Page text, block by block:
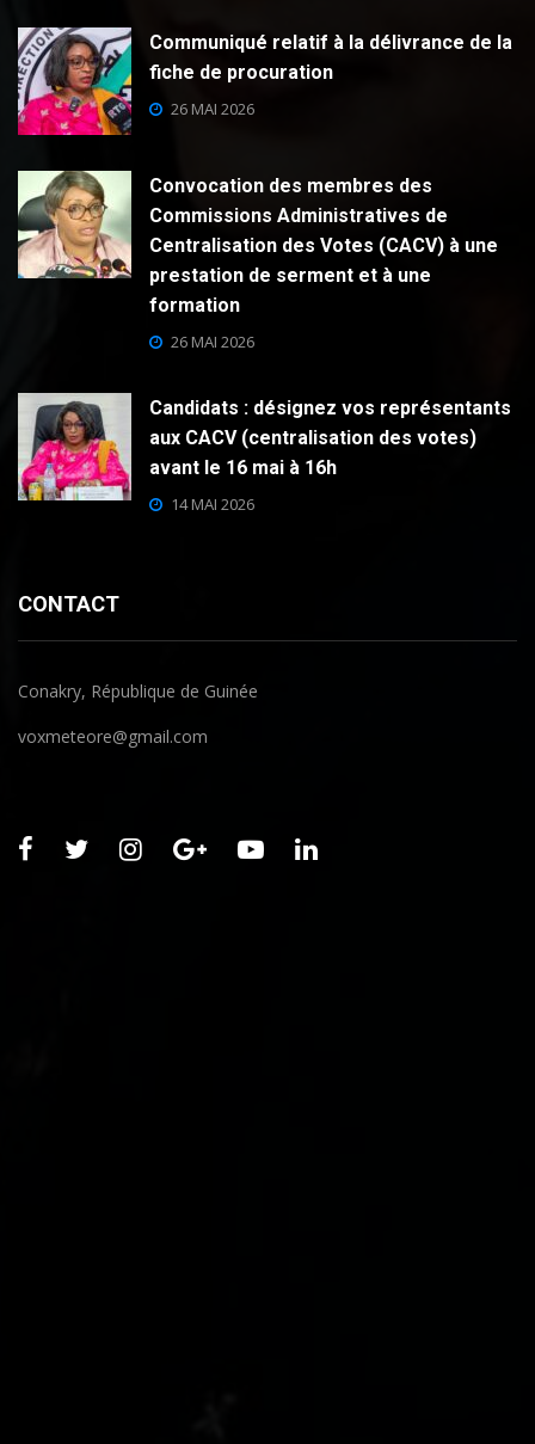
Communiqué relatif à la délivrance de la
fiche de procuration
26 MAI 2026
Convocation des membres des
Commissions Administratives de
Centralisation des Votes (CACV) à une
prestation de serment et à une
formation
26 MAI 2026
Candidats : désignez vos représentants
aux CACV (centralisation des votes)
avant le 16 mai à 16h
14 MAI 2026
CONTACT
Conakry, République de Guinée
voxmeteore@gmail.com